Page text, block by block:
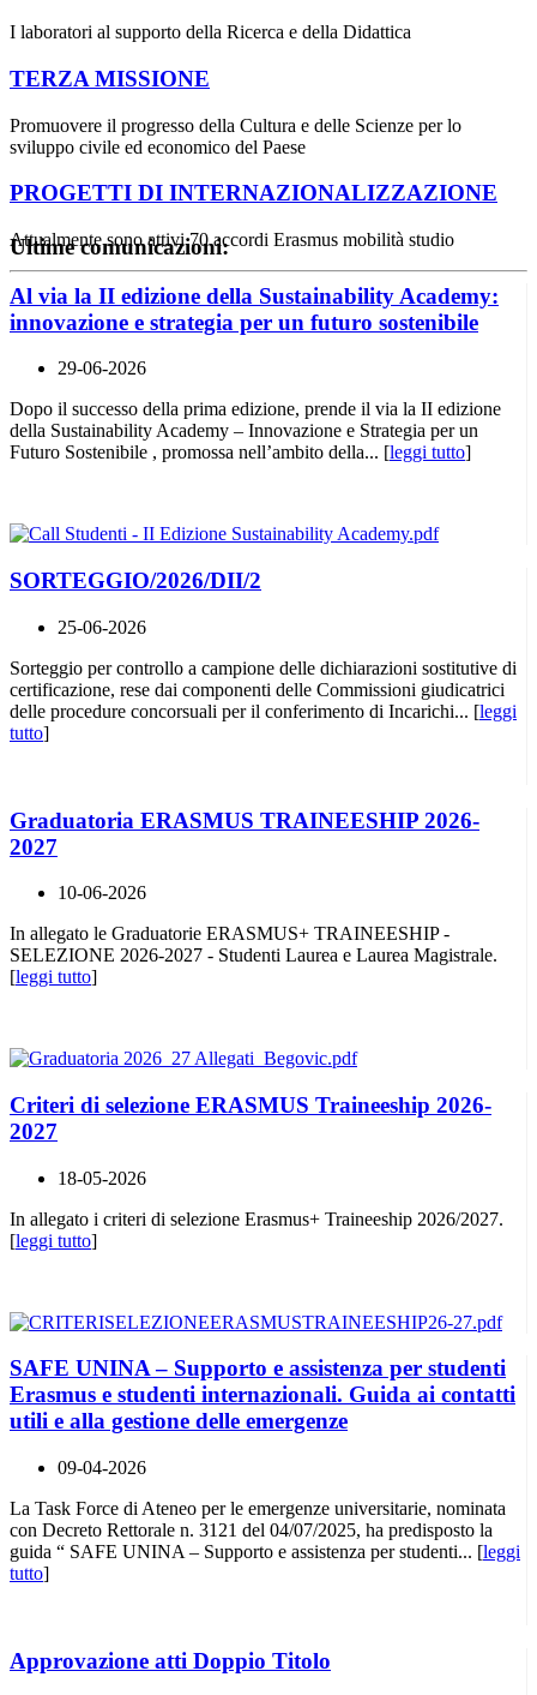
I laboratori al supporto della Ricerca e della Didattica
TERZA MISSIONE
Promuovere il progresso della Cultura e delle Scienze per lo
sviluppo civile ed economico del Paese
PROGETTI DI INTERNAZIONALIZZAZIONE
Attualmente sono attivi 70 accordi Erasmus mobilità studio
Ultime comunicazioni:
Al via la II edizione della Sustainability Academy:
innovazione e strategia per un futuro sostenibile
29-06-2026
Dopo il successo della prima edizione, prende il via la II edizione
della Sustainability Academy – Innovazione e Strategia per un
Futuro Sostenibile , promossa nell’ambito della... [leggi tutto]
SORTEGGIO/2026/DII/2
25-06-2026
Sorteggio per controllo a campione delle dichiarazioni sostitutive di
certificazione, rese dai componenti delle Commissioni giudicatrici
delle procedure concorsuali per il conferimento di Incarichi... [leggi
tutto]
Graduatoria ERASMUS TRAINEESHIP 2026-
2027
10-06-2026
In allegato le Graduatorie ERASMUS+ TRAINEESHIP -
SELEZIONE 2026-2027 - Studenti Laurea e Laurea Magistrale.
[leggi tutto]
Criteri di selezione ERASMUS Traineeship 2026-
2027
18-05-2026
In allegato i criteri di selezione Erasmus+ Traineeship 2026/2027.
[leggi tutto]
SAFE UNINA – Supporto e assistenza per studenti
Erasmus e studenti internazionali. Guida ai contatti
utili e alla gestione delle emergenze
09-04-2026
La Task Force di Ateneo per le emergenze universitarie, nominata
con Decreto Rettorale n. 3121 del 04/07/2025, ha predisposto la
guida “ SAFE UNINA – Supporto e assistenza per studenti... [leggi
tutto]
Approvazione atti Doppio Titolo